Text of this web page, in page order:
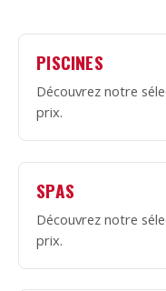
PISCINES
Découvrez notre
prix.
SPAS
Découvrez notre
prix.